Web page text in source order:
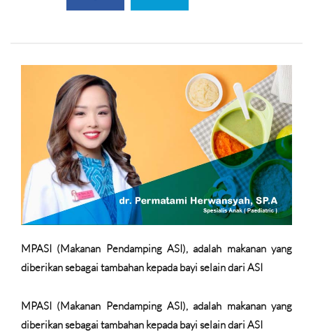
MPASI (Makanan Pendamping ASI), adalah makanan yang
diberikan sebagai tambahan kepada bayi selain dari ASI
MPASI (Makanan Pendamping ASI), adalah makanan yang
diberikan sebagai tambahan kepada bayi selain dari ASI